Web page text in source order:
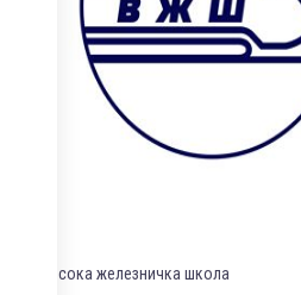
Висока железничка школа